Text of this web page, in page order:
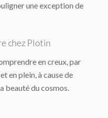
une exception de
chez Plotin
en creux, par
en plein, à cause de
beauté du cosmos.